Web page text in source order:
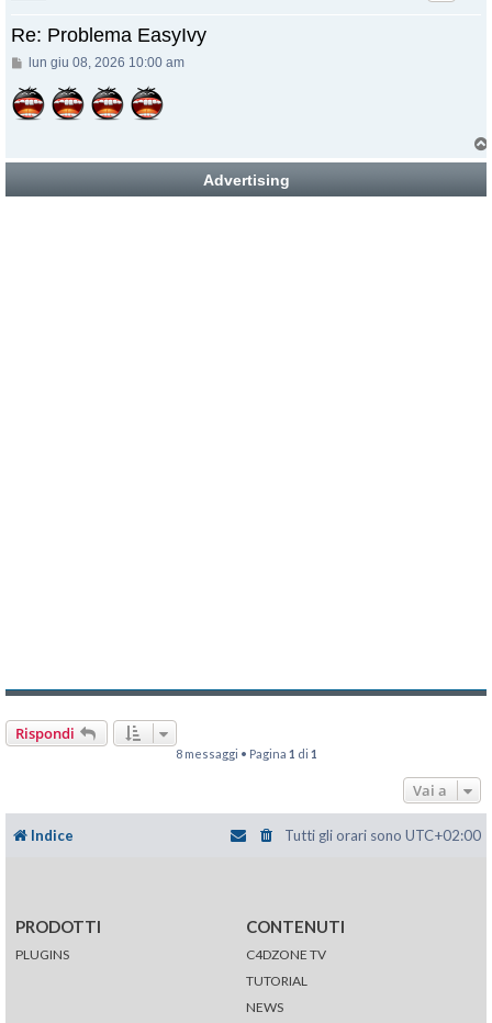
Re: Problema EasyIvy
Messaggio
lun giu 08, 2026 10:00 am
Advertising
Rispondi
8 messaggi • Pagina 1 di 1
Vai a
Indice Tutti gli orari sono UTC+02:00
PRODOTTI
PLUGINS
CONTENUTI
C4DZONE TV
TUTORIAL
NEWS